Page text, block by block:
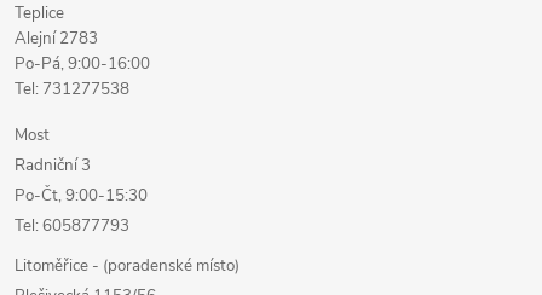
Teplice
Alejní 2783
Po-Pá, 9:00-16:00
Tel: 731277538
Most
Radniční 3
Po-Čt, 9:00-15:30
Tel: 605877793
Litoměřice - (poradenské místo)